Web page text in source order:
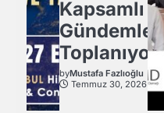
Kapsamlı
Gündemle
Toplanıyor.
byMustafa Fazlıoğlu
Temmuz 30, 2026